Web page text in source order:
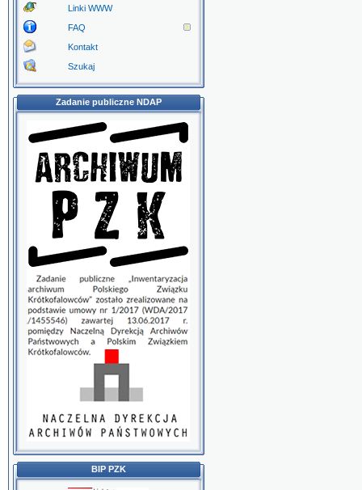
Linki WWW
FAQ
Kontakt
Szukaj
Zadanie publiczne NDAP
BIP PZK